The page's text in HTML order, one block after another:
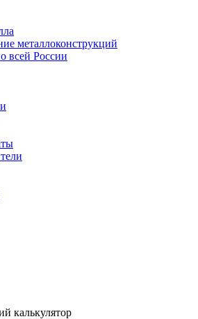
металлоконструкций
всей России
калькулятор